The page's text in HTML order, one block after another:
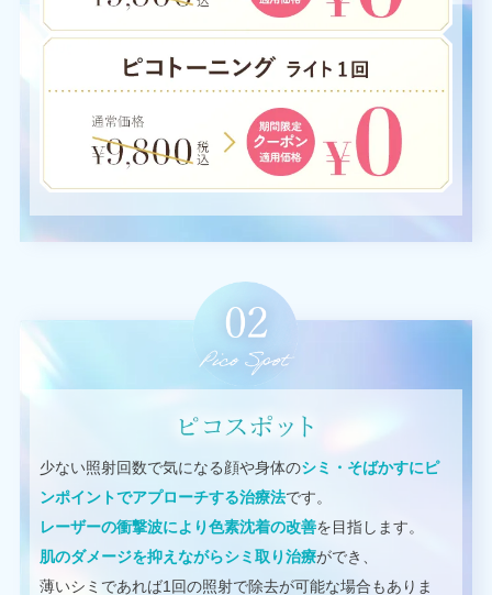
少ない照射回数で気になる顔や身体のシミ・そばかすにピ
ンポイントでアプローチする治療法です。
レーザーの衝撃波により色素沈着の改善を目指します。
肌のダメージを抑えながらシミ取り治療ができ、
薄いシミであれば1回の照射で除去が可能な場合もありま